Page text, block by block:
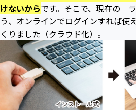
けないからです。そこで、現在の『
う、オンラインでログインすれば使
くりました（クラウド化）。